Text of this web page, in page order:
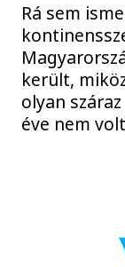
Rá sem
került,
olyan
éve nem